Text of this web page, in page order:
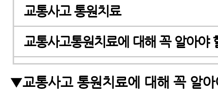
교통사고 통원치료
교통사고통원치료에 대해 꼭 알아야
교통사고 치료기간
▼교통사고 통원치료에 대해 꼭 알